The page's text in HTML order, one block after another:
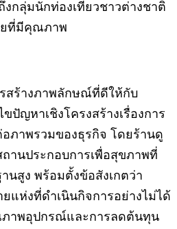
กลุ่มนักท่องเที่ยวชาวต่างชาติ
ยที่มีคุณภาพ
สร้างภาพลักษณ์ที่ดีให้กับ
ปัญหาเชิงโครงสร้างเรื่องการ
ภาพรวมของธุรกิจ โดยร้านดู
านประกอบการเพื่อสุขภาพที่
นสูง พร้อมตั้งข้อสังเกตว่า
แห่งที่ดำเนินกิจการอย่างไม่ได้
าพอุปกรณ์และการลดต้นทุน